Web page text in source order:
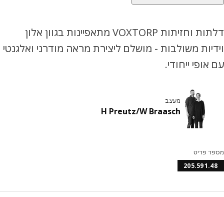
דלתות וחזיתות VOXTORP מתאפיינות בגוון אלון
משולבות - מושלם ליצירת מראה מודרני ואלגנטי
ייחודי.
מעצב
H Preutz/W Braasch
פריט